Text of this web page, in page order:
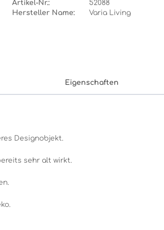
Artikel-Nr.:
52088
Hersteller Name:
Varia Living
Eigenschaften
Designobjekt.
sehr alt wirkt.